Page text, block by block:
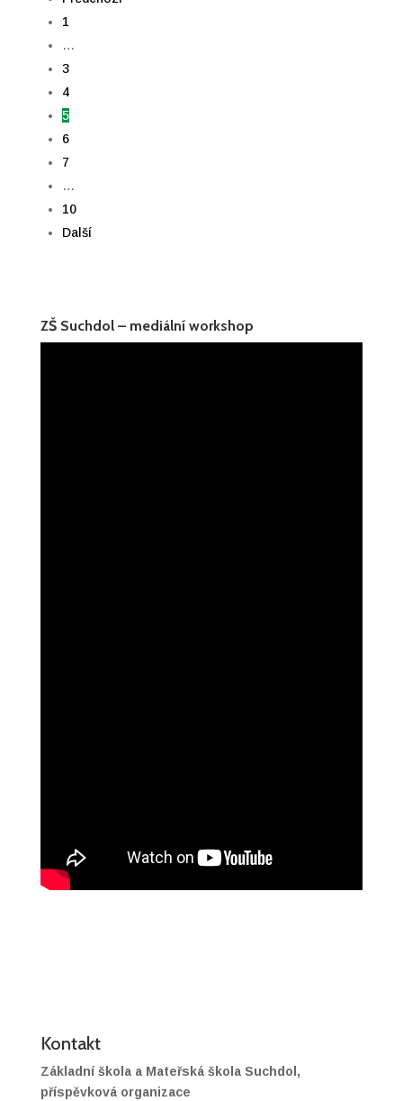
1
…
3
4
5
6
7
…
10
Další
ZŠ Suchdol – mediální workshop
Kontakt
Základní škola a Mateřská škola Suchdol,
příspěvková organizace